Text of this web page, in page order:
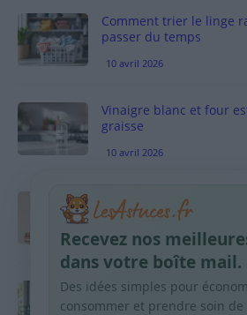
Comment trier le linge
passer du temps
10 avril 2026
Vinaigre blanc et four
graisse
10 avril 2026
Taches pigmentaires :
habitudes qui aident
9 avril 2026
Produits ménagers :
courses sans acheter 10
Recevez nos
dans votre boîte mail.
Des idées simples pour
consommer et prendre soin de